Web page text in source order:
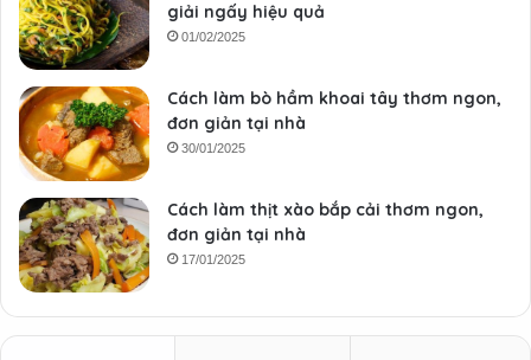
giải ngấy hiệu quả
01/02/2025
Cách làm bò hầm khoai tây thơm ngon,
đơn giản tại nhà
30/01/2025
Cách làm thịt xào bắp cải thơm ngon,
đơn giản tại nhà
17/01/2025